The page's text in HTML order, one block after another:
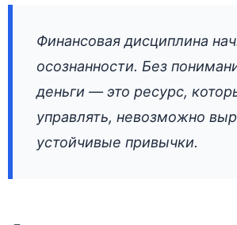
Финансовая дисциплина
осознанности. Без
деньги — это ресурс,
управлять, невозможно
устойчивые привычки.